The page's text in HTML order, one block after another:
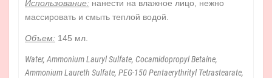
Использование: нанести на влажное лицо, нежно
массировать и смыть теплой водой.
Объем: 145 мл.
Water, Ammonium Lauryl Sulfate, Cocamidopropyl Betaine,
Ammonium Laureth Sulfate, PEG-150 Pentaerythrityl Tetrastearate,